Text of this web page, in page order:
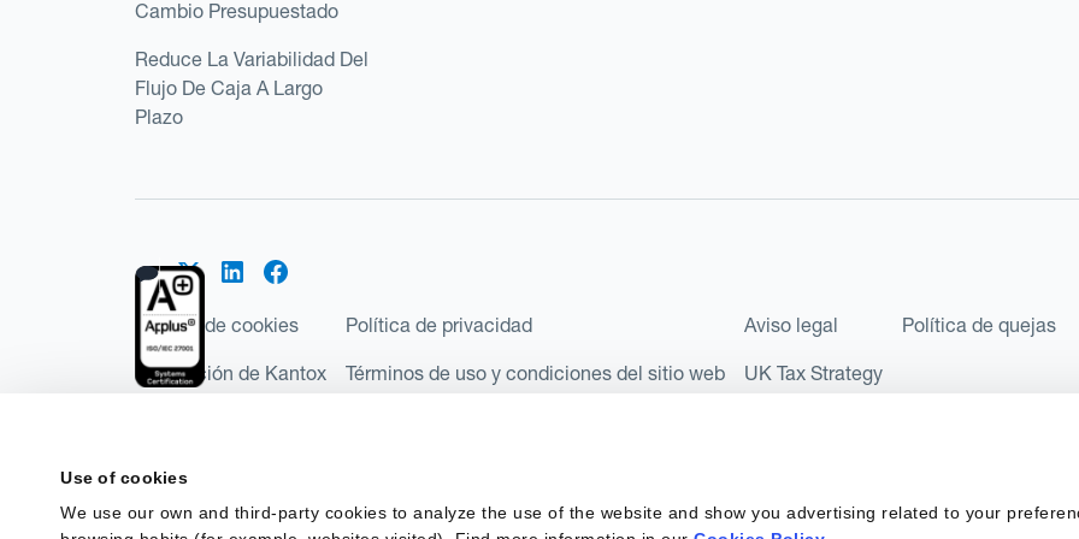
Use of cookies
We use our own and third-party cookies to analyze the use of the website and show you advertising related to your
Cambio Presupuestado
Reduce La Variabilidad Del
Flujo De Caja A Largo
Plazo
Política de cookies
Regulación de Kantox
Política de privacidad
Términos de uso y condiciones del sitio web
Aviso legal
UK Tax Strategy
Política de quejas
Kantox Limited está incorporada en Inglaterra y Gales como Sociedad Limitada (Limited Company) bajo el número de
Regulations 2017). Kantox European Union SL es una sociedad privada española con número de identificación fiscal: